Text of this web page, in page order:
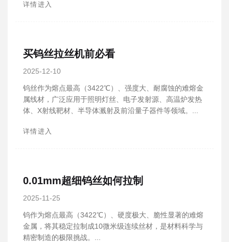
详情进入
买钨丝拉丝机前必看
2025-12-10
钨丝作为熔点最高（3422℃）、强度大、耐腐蚀的难熔金
属线材，广泛应用于照明灯丝、电子发射源、高温炉发热
体、X射线靶材、半导体溅射及前沿量子器件等领域。...
详情进入
0.01mm超细钨丝如何拉制
2025-11-25
钨作为熔点最高（3422℃）、硬度极大、脆性显著的难熔
金属，将其稳定拉制成10微米级连续丝材，是材料科学与
精密制造的极限挑战。...